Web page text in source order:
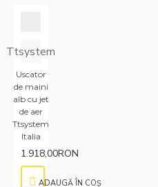
Ttsystem
Uscator
de maini
alb cu jet
de aer
Ttsystem
Italia
1.918,00RON
ADAUGĂ ÎN COŞ